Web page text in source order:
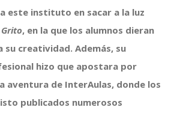
este instituto en sacar a la luz
Grito, en la que los alumnos dieran
su creatividad. Además, su
hizo que apostara por
aventura de InterAulas, donde los
publicados numerosos